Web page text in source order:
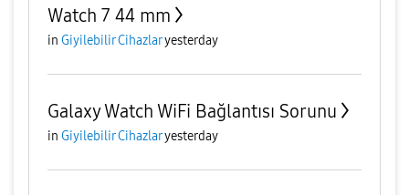
Watch 7 44 mm
in Giyilebilir Cihazlaryesterday
Galaxy Watch WiFi Bağlantısı Sorunu
in Giyilebilir Cihazlaryesterday